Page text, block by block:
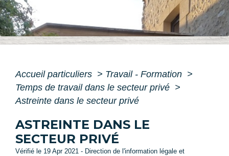
Accueil particuliers > Travail - Formation >
Temps de travail dans le secteur privé >
Astreinte dans le secteur privé
ASTREINTE DANS LE
SECTEUR PRIVÉ
Vérifié le 19 Apr 2021 - Direction de l'information légale et